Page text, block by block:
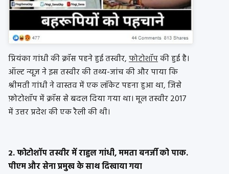
प्रियंका गांधी की क्रॉस पहने हुई तस्वीर,फोटोशॉपकी हुई है।
ऑल्ट न्यूज़ ने इस तस्वीर की तथ्य-जांच की और पाया कि
श्रीमती गांधी ने वास्तव में एक लॉकेट पहना हुआ था, जिसे
फ़ोटोशॉप में क्रॉस से बदल दिया गया था। मूल तस्वीर 2017
में उत्तर प्रदेश की एक रैली की थी।
2. फोटोशॉप तस्वीर में राहुल गांधी, ममता बनर्जी को पाक.
पीएम और सेना प्रमुख के साथ दिखाया गया